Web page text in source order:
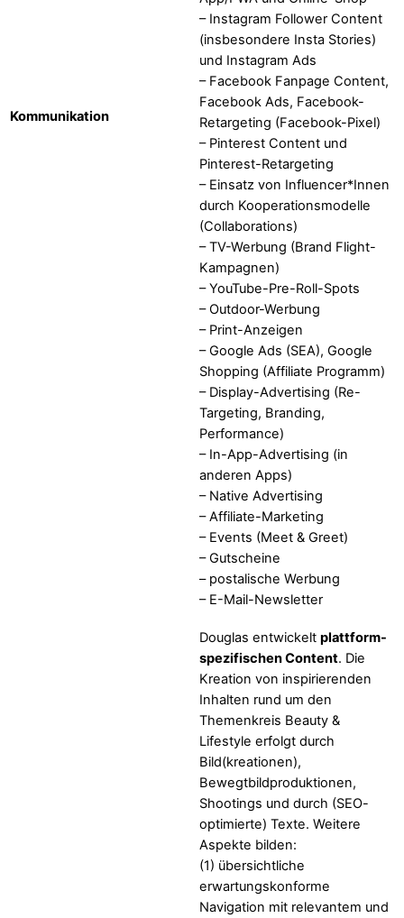
Kommunikation
– Instagram Follower Content
(insbesondere Insta Stories)
und Instagram Ads
– Facebook Fanpage Content,
Facebook Ads, Facebook-
Retargeting (Facebook-Pixel)
– Pinterest Content und
Pinterest-Retargeting
– Einsatz von Influencer*Innen
durch Kooperationsmodelle
(Collaborations)
– TV-Werbung (Brand Flight-
Kampagnen)
– YouTube-Pre-Roll-Spots
– Outdoor-Werbung
– Print-Anzeigen
– Google Ads (SEA), Google
Shopping (Affiliate Programm)
– Display-Advertising (Re-
Targeting, Branding,
Performance)
– In-App-Advertising (in
anderen Apps)
– Native Advertising
– Affiliate-Marketing
– Events (Meet & Greet)
– Gutscheine
– postalische Werbung
– E-Mail-Newsletter
Douglas entwickelt plattform-
spezifischen Content. Die
Kreation von inspirierenden
Inhalten rund um den
Themenkreis Beauty &
Lifestyle erfolgt durch
Bild(kreationen),
Bewegtbildproduktionen,
Shootings und durch (SEO-
optimierte) Texte. Weitere
Aspekte bilden:
(1) übersichtliche
erwartungskonforme
Navigation mit relevantem und